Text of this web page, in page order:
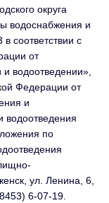
округа
водоснабжения и
в соответствии с
от
водоотведении»,
Федерации от
и
водоотведения
по
ул. Ленина, 6,
6-07-19.